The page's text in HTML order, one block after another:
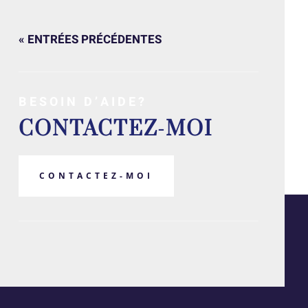
« ENTRÉES PRÉCÉDENTES
CONTACTEZ-MOI
CONTACTEZ-MOI